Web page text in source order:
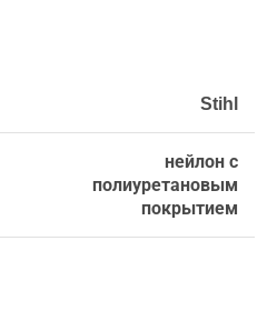
Stihl
нейлон с
полиуретановым
покрытием